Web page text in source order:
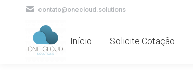
contato@onecloud.solutions
Início Solicite Cotação